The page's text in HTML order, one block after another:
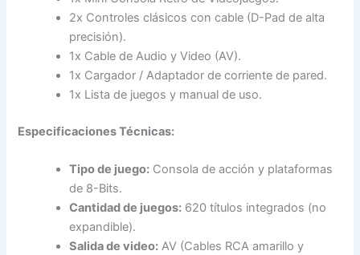
2x Controles clásicos con cable (D-Pad de alta
precisión).
1x Cable de Audio y Video (AV).
1x Cargador / Adaptador de corriente de pared.
1x Lista de juegos y manual de uso.
Especificaciones Técnicas:
Tipo de juego: Consola de acción y plataformas
de 8-Bits.
Cantidad de juegos: 620 títulos integrados (no
expandible).
Salida de video: AV (Cables RCA amarillo y